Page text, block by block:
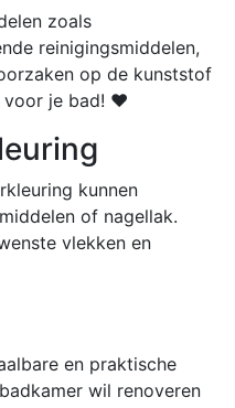
zoals
reinigingsmiddelen,
op de kunststof
voor je bad! ❤️
kunnen
of nagellak.
vlekken en
en praktische
wil renoveren